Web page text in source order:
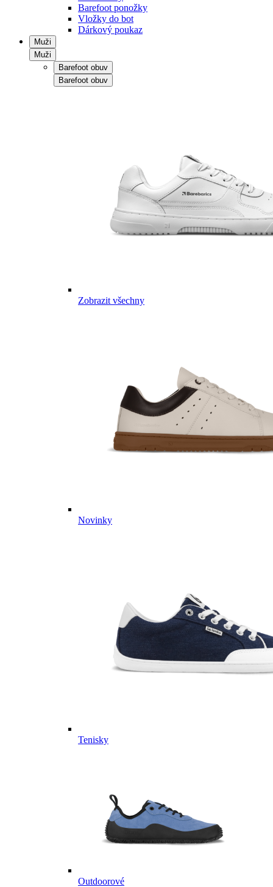
Barefoot ponožky
Vložky do bot
Dárkový poukaz
Muži
Muži
Barefoot obuv
Barefoot obuv
Zobrazit všechny
Novinky
Tenisky
Outdoorové